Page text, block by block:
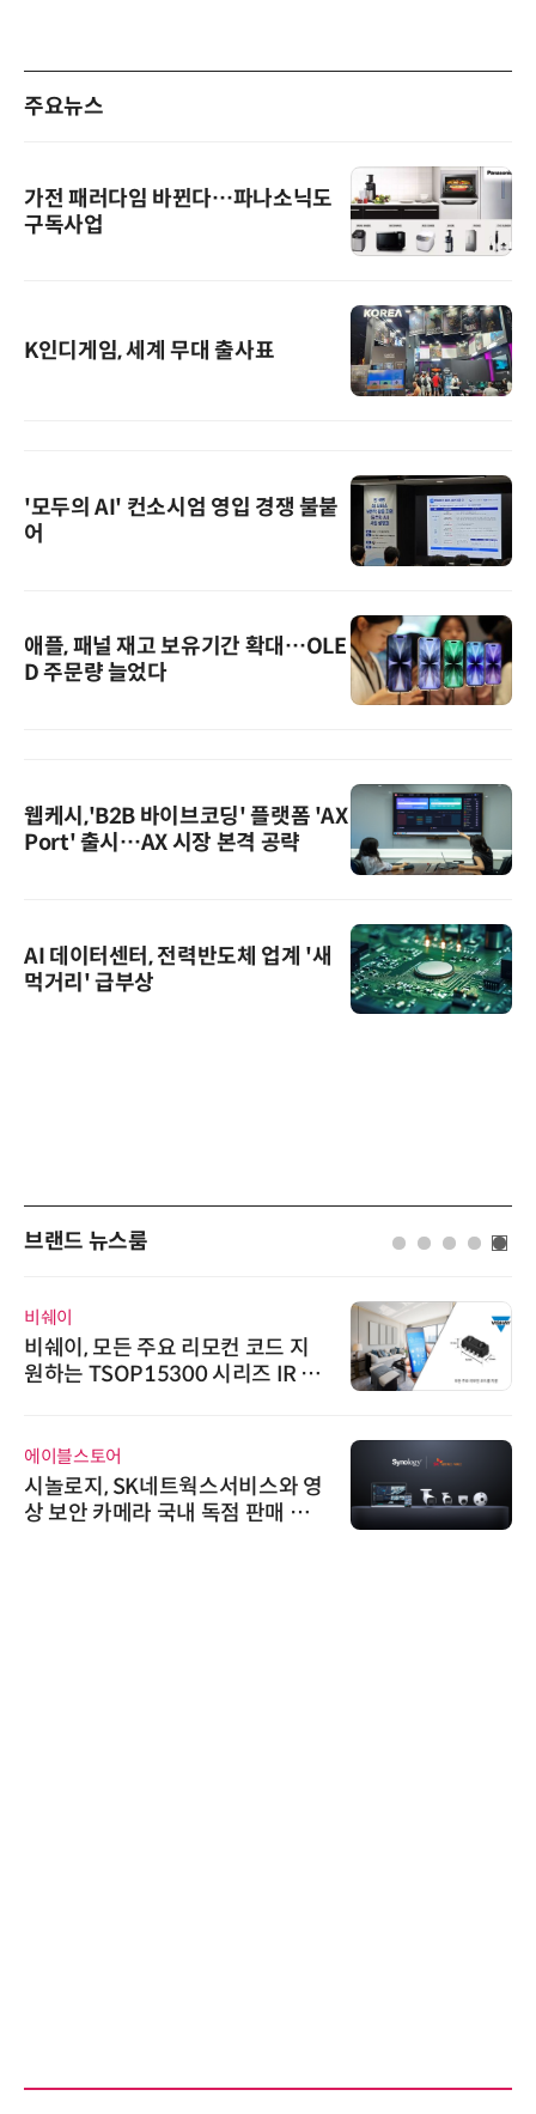
주요뉴스
가전 패러다임 바뀐다…파나소닉도
구독사업
K인디게임, 세계 무대 출사표
'모두의 AI' 컨소시엄 영입 경쟁 불붙
어
애플, 패널 재고 보유기간 확대…OLE
D 주문량 늘었다
웹케시,'B2B 바이브코딩' 플랫폼 'AX
Port' 출시…AX 시장 본격 공략
AI 데이터센터, 전력반도체 업계 '새
먹거리' 급부상
브랜드 뉴스룸
리모컨 코드 지
시리즈 IR 수
웍스서비스와 영
내 독점 판매 파
디에스앤지
디에스앤지, 'AI
26' 참가 성료…
슈퍼솔루션
슈퍼솔루션,
ooling Summit